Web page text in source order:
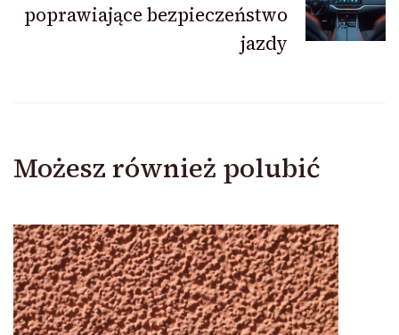
poprawiające bezpieczeństwo
jazdy
Możesz również polubić